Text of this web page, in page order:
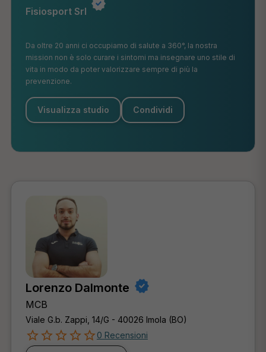
Fisiosport Srl
Da oltre 20 anni ci occupiamo di salute a 360°, la nostra
mission non è solo curare i sintomi ma insegnare uno stile di
vita in modo da poter valorizzare sempre di più la
Visualizza studio Condividi
Lorenzo Dalmonte
MCB
Viale G.b. Zappi, 14/G - 40026 Imola (BO)
0 Recensioni